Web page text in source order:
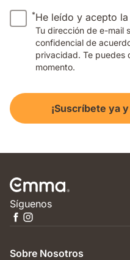
*He leído y acepto la
Tu dirección de e-mail
confidencial de
privacidad. Te puedes
momento.
¡Suscríbete ya
Síguenos
Sobre Nosotros